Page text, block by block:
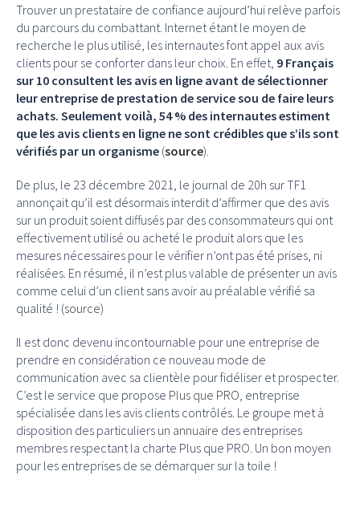
Trouver un prestataire de confiance aujourd’hui relève parfois
du parcours du combattant. Internet étant le moyen de
recherche le plus utilisé, les internautes font appel aux avis
clients pour se conforter dans leur choix. En effet, 9 Français
sur 10 consultent les avis en ligne avant de sélectionner
leur entreprise de prestation de service sou de faire leurs
achats. Seulement voilà, 54 % des internautes estiment
que les avis clients en ligne ne sont crédibles que s’ils sont
vérifiés par un organisme (source).
De plus, le 23 décembre 2021, le journal de 20h sur TF1
annonçait qu’il est désormais interdit d’affirmer que des avis
sur un produit soient diffusés par des consommateurs qui ont
effectivement utilisé ou acheté le produit alors que les
mesures nécessaires pour le vérifier n’ont pas été prises, ni
réalisées. En résumé, il n’est plus valable de présenter un avis
comme celui d’un client sans avoir au préalable vérifié sa
qualité ! (source)
Il est donc devenu incontournable pour une entreprise de
prendre en considération ce nouveau mode de
communication avec sa clientèle pour fidéliser et prospecter.
C’est le service que propose Plus que PRO , entreprise
spécialisée dans les avis clients contrôlés. Le groupe met à
disposition des particuliers un annuaire des entreprises
membres respectant la charte Plus que PRO. Un bon moyen
pour les entreprises de se démarquer sur la toile !